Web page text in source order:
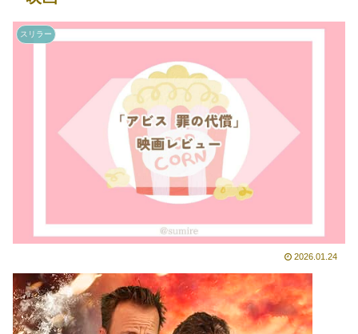
スリラー
2026.01.24